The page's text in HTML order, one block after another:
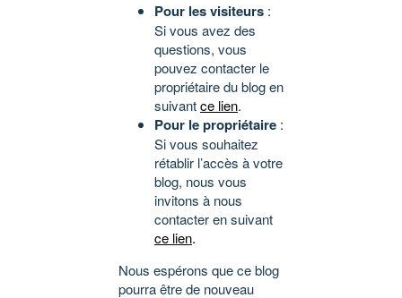
Pour les visiteurs :
Si vous avez des
questions, vous
pouvez contacter le
propriétaire du blog en
suivantce lien.
Pour le propriétaire :
Si vous souhaitez
rétablir l’accès à votre
blog, nous vous
invitons à nous
contacter en suivant
ce lien.
Nous espérons que ce blog
pourra être de nouveau